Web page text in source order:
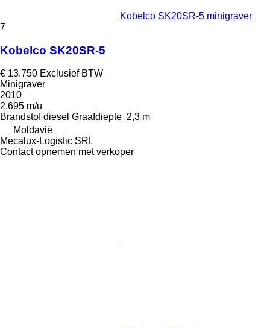
Kobelco SK20SR-5 minigraver
7
Kobelco SK20SR-5
€ 13.750 Exclusief BTW
Minigraver
2010
2.695 m/u
Brandstof diesel Graafdiepte 2,3 m
Moldavië
Mecalux-Logistic SRL
Contact opnemen met verkoper